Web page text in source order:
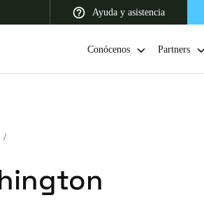
Ayuda y asistencia
India
Conócenos Partners